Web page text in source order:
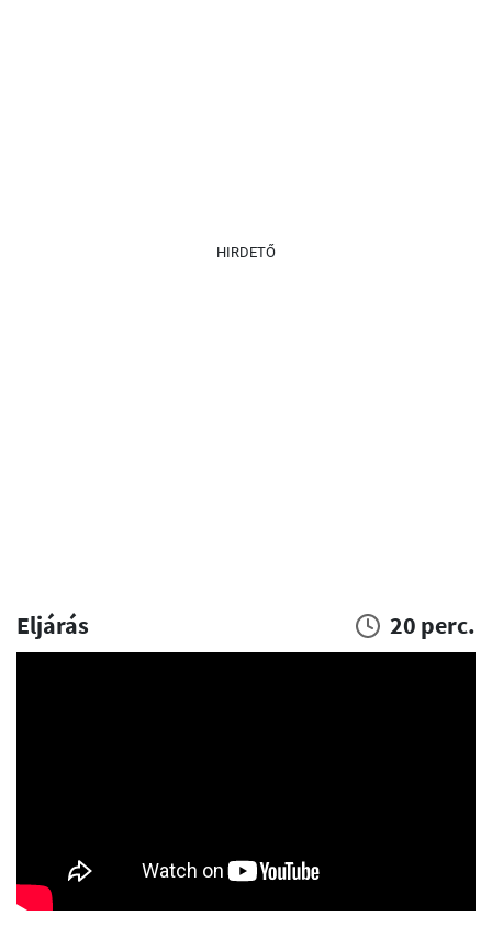
HIRDETŐ
Eljárás 20 perc.